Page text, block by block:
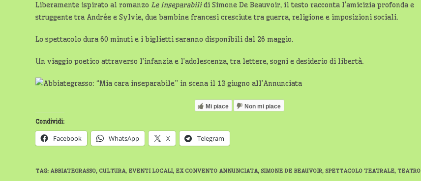
Liberamente ispirato al romanzo Le inseparabilidi Simone De Beauvoir, il testo racconta l’amicizia profonda e
struggente tra Andrée e Sylvie, due bambine francesi cresciute tra guerra, religione e imposizioni sociali.
Lo spettacolo dura 60 minuti e i biglietti saranno disponibili dal 26 maggio.
Un viaggio poetico attraverso l’infanzia e l’adolescenza, tra lettere, sogni e desiderio di libertà.
Mi piace Non mi piace
Condividi:
Facebook WhatsApp X Telegram
TAG: ABBIATEGRASSO, CULTURA, EVENTI LOCALI, EX CONVENTO ANNUNCIATA, SIMONE DE BEAUVOIR, SPETTACOLO TEATRALE, TEATRO